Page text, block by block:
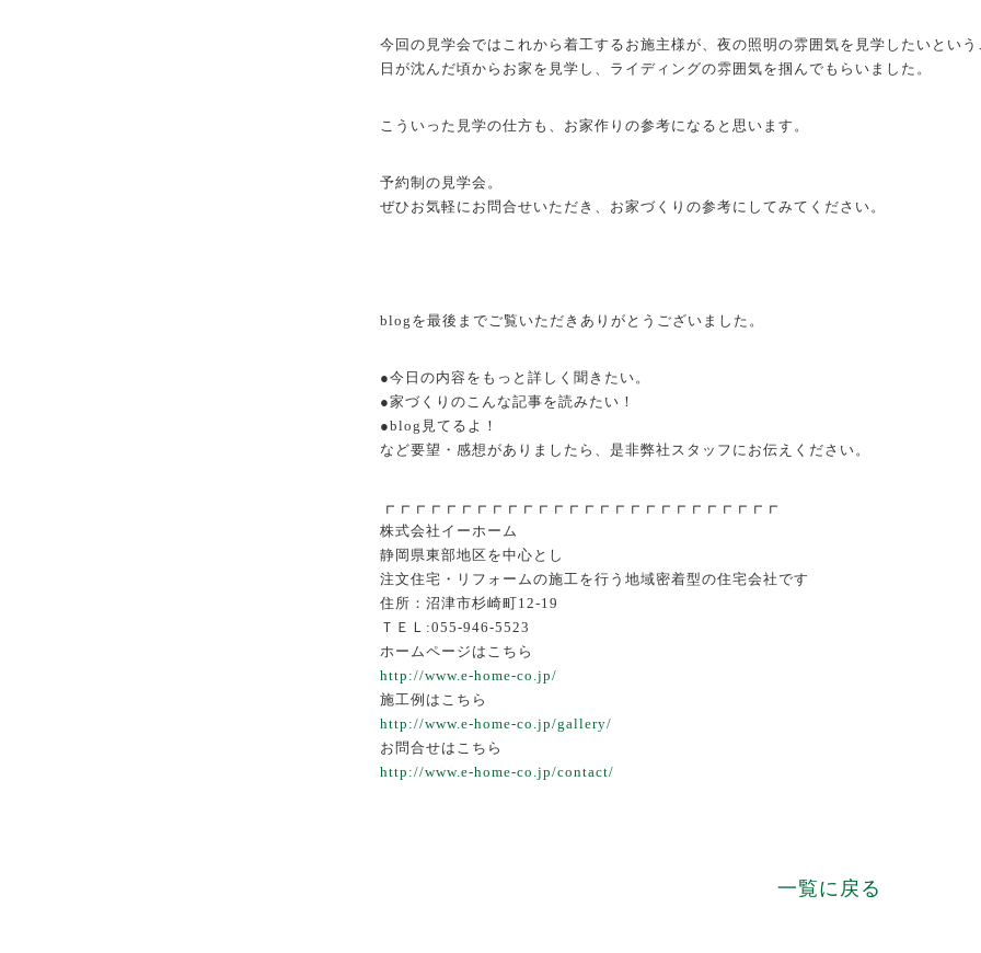
今回の見学会ではこれから着工するお施主様が、夜の照明の雰囲気を見学したいとい
日が沈んだ頃からお家を見学し、ライディングの雰囲気を掴んでもらいました。
こういった見学の仕方も、お家作りの参考になると思います。
予約制の見学会。
ぜひお気軽にお問合せいただき、お家づくりの参考にしてみてください。
blogを最後までご覧いただきありがとうございました。
●今日の内容をもっと詳しく聞きたい。
●家づくりのこんな記事を読みたい！
●blog見てるよ！
など要望・感想がありましたら、是非弊社スタッフにお伝えください。
┏┏┏┏┏┏┏┏┏┏┏┏┏┏┏┏┏┏┏┏┏┏┏┏┏┏
株式会社イーホーム
静岡県東部地区を中心とし
注文住宅・リフォームの施工を行う地域密着型の住宅会社です
住所：沼津市杉崎町12-19
ＴＥＬ:055-946-5523
ホームページはこちら
http://www.e-home-co.jp/
施工例はこちら
http://www.e-home-co.jp/gallery/
お問合せはこちら
http://www.e-home-co.jp/contact/
一覧に戻る